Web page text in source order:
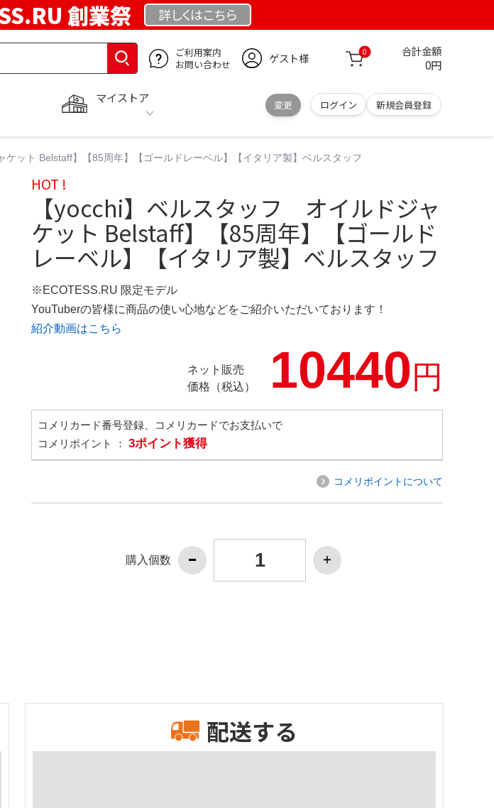
創業祭 詳しくはこちら
ご利用案内
お問い合わせ
ゲスト様 0 合計金額
0円
マイストア
変更 ログイン 新規会員登録
ット Belstaff】【85周年】【ゴールドレーベル】【イタリア製】ベルスタッフ
HOT !
【yocchi】ベルスタッフ オイルドジャ
ケット Belstaff】【85周年】【ゴールド
レーベル】【イタリア製】ベルスタッフ
※ECOTESS.RU 限定モデル
YouTuberの皆様に商品の使い心地などをご紹介いただいております！
紹介動画はこちら
ネット販売
価格（税込）
10440円
コメリカード番号登録、コメリカードでお支払いで
コメリポイント ： 3ポイント獲得
コメリポイントについて
購入個数
配送する